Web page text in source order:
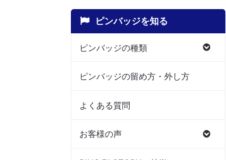
ピンバッジを知る
ピンバッジの種類
ピンバッジの留め方・外し方
よくある質問
お客様の声